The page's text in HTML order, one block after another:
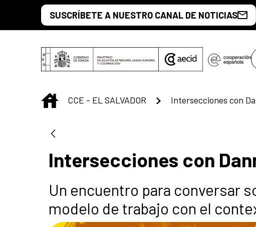
Saut au contenu principal
SUSCRÍBETE A NUESTRO CANAL DE NOTICIAS
INICIO
CCE - EL SALVADOR Intersecciones con
Intersecciones con
Un encuentro para conversar
modelo de trabajo con el